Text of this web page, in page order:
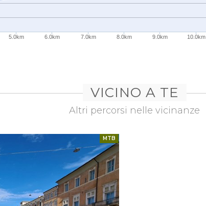
5.0km 6.0km 7.0km 8.0km 9.0km 10.0km
VICINO A TE
Altri percorsi nelle vicinanze
MTB